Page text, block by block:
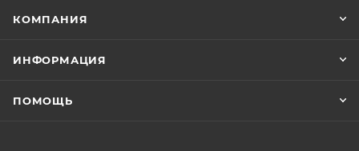
КОМПАНИЯ
ИНФОРМАЦИЯ
ПОМОЩЬ